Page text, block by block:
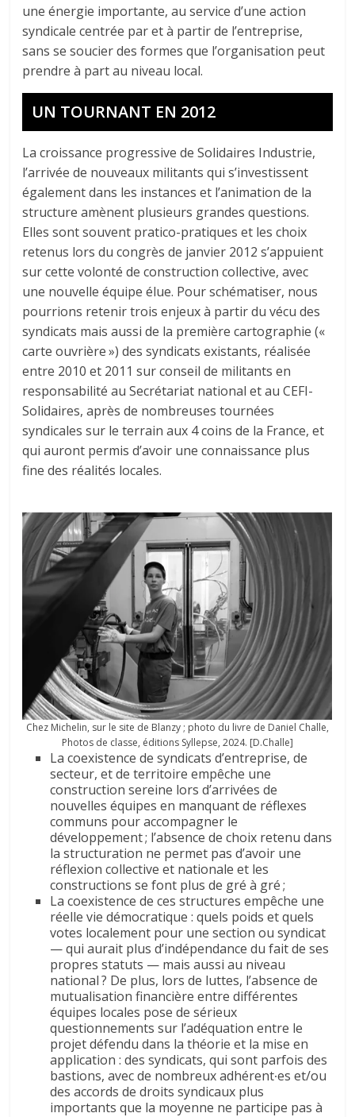
une énergie importante, au service d’une action
syndicale centrée par et à partir de l’entreprise,
sans se soucier des formes que l’organisation peut
prendre à part au niveau local.
UN TOURNANT EN 2012
La croissance progressive de Solidaires Industrie,
l’arrivée de nouveaux militants qui s’investissent
également dans les instances et l’animation de la
structure amènent plusieurs grandes questions.
Elles sont souvent pratico-pratiques et les choix
retenus lors du congrès de janvier 2012 s’appuient
sur cette volonté de construction collective, avec
une nouvelle équipe élue. Pour schématiser, nous
pourrions retenir trois enjeux à partir du vécu des
syndicats mais aussi de la première cartographie («
carte ouvrière ») des syndicats existants, réalisée
entre 2010 et 2011 sur conseil de militants en
responsabilité au Secrétariat national et au CEFI-
Solidaires, après de nombreuses tournées
syndicales sur le terrain aux 4 coins de la France, et
qui auront permis d’avoir une connaissance plus
fine des réalités locales.
Chez Michelin, sur le site de Blanzy ; photo du livre de Daniel Challe,
Photos de classe, éditions Syllepse, 2024. [D.Challe]
La coexistence de syndicats d’entreprise, de
secteur, et de territoire empêche une
construction sereine lors d’arrivées de
nouvelles équipes en manquant de réflexes
communs pour accompagner le
développement ; l’absence de choix retenu dans
la structuration ne permet pas d’avoir une
réflexion collective et nationale et les
constructions se font plus de gré à gré ;
La coexistence de ces structures empêche une
réelle vie démocratique : quels poids et quels
votes localement pour une section ou syndicat
— qui aurait plus d’indépendance du fait de ses
propres statuts — mais aussi au niveau
national ? De plus, lors de luttes, l’absence de
mutualisation financière entre différentes
équipes locales pose de sérieux
questionnements sur l’adéquation entre le
projet défendu dans la théorie et la mise en
application : des syndicats, qui sont parfois des
bastions, avec de nombreux adhérent∙es et/ou
des accords de droits syndicaux plus
importants que la moyenne ne participe pas à